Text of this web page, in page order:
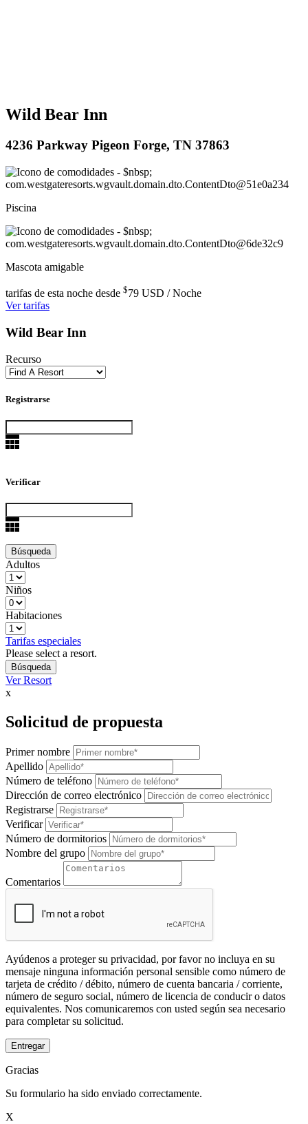
Wild Bear Inn
4236 Parkway Pigeon Forge, TN 37863
Piscina
Mascota amigable
tarifas de esta noche desde $79 USD / Noche
Ver tarifas
Wild Bear Inn
Recurso
Registrarse
Verificar
Adultos
Niños
Habitaciones
Tarifas especiales
Please select a resort.
Ver Resort
x
Solicitud de propuesta
Primer nombre
Apellido
Número de teléfono
Dirección de correo electrónico
Registrarse
Verificar
Número de dormitorios
Nombre del grupo
Comentarios
Ayúdenos a proteger su privacidad, por favor no incluya en su
mensaje ninguna información personal sensible como número de
tarjeta de crédito / débito, número de cuenta bancaria / corriente,
número de seguro social, número de licencia de conducir o datos
equivalentes. Nos comunicaremos con usted según sea necesario
para completar su solicitud.
Entregar
Gracias
Su formulario ha sido enviado correctamente.
X